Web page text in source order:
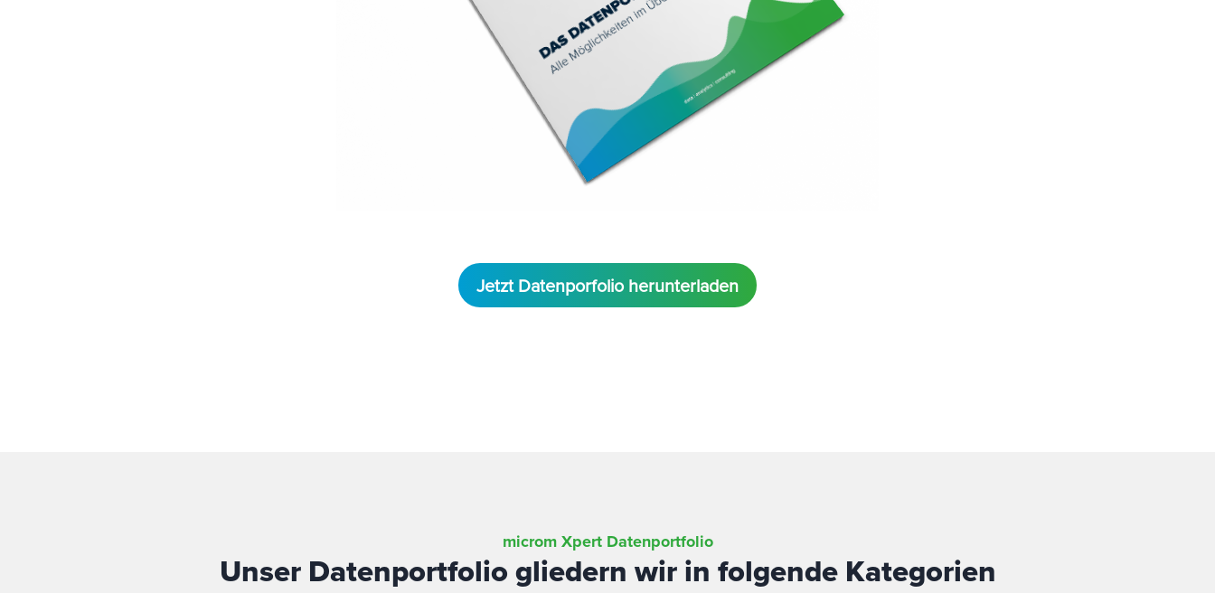
Jetzt Datenporfolio herunterladen
microm Xpert Datenportfolio
Unser Datenportfolio gliedern wir in folgende Kategorien